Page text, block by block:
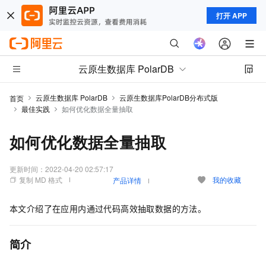
打开 APP
云原生数据库 PolarDB
首页 云原生数据库 PolarDB
云原生数据库PolarDB分布式版
最佳实践
如何优化数据全量抽取
如何优化数据全量抽取
更新时间： 2022-04-20 02:57:17
复制 MD 格式
产品详情 我的收藏
本文介绍了在应用内通过代码高效抽取数据的方法。
简介